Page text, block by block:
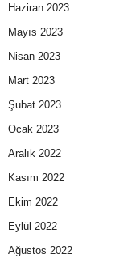
Haziran 2023
Mayıs 2023
Nisan 2023
Mart 2023
Şubat 2023
Ocak 2023
Aralık 2022
Kasım 2022
Ekim 2022
Eylül 2022
Ağustos 2022